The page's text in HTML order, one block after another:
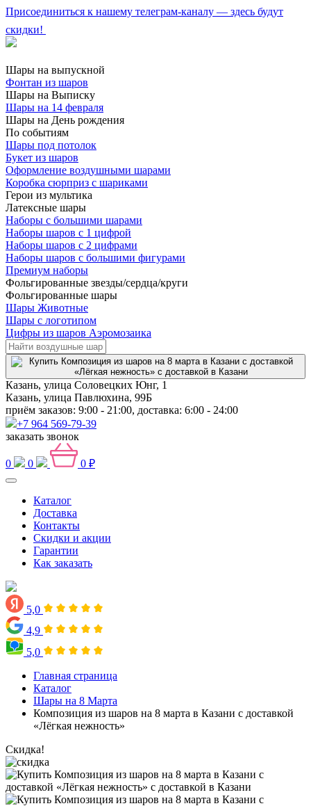
Присоединиться к нашему телеграм-каналу — здесь будут
скидки!
Шары на выпускной
Фонтан из шаров
Шары на Выписку
Шары на 14 февраля
Шары на День рождения
По событиям
Шары под потолок
Букет из шаров
Оформление воздушными шарами
Коробка сюрприз с шариками
Герои из мультика
Латексные шары
Наборы с большими шарами
Наборы шаров с 1 цифрой
Наборы шаров с 2 цифрами
Наборы шаров с большими фигурами
Премиум наборы
Фольгированные звезды/сердца/круги
Фольгированные шары
Шары Животные
Шары с логотипом
Цифры из шаров Аэромозаика
Казань, улица Соловецких Юнг, 1
Казань, улица Павлюхина, 99Б
приём заказов: 9:00 - 21:00, доставка: 6:00 - 24:00
+7 964 569-79-39
заказать звонок
0 0 0 ₽
Каталог
Доставка
Контакты
Скидки и акции
Гарантии
Как заказать
5,0
4,9
5,0
Главная страница
Каталог
Шары на 8 Марта
Композиция из шаров на 8 марта в Казани с доставкой
«Лёгкая нежность»
Скидка!